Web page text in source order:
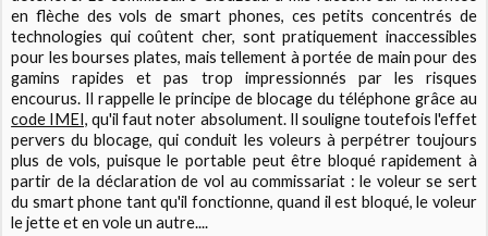
en flèche des vols de smart phones, ces petits concentrés de
technologies qui coûtent cher, sont pratiquement inaccessibles
pour les bourses plates, mais tellement à portée de main pour des
gamins rapides et pas trop impressionnés par les risques
encourus. Il rappelle le principe de blocage du téléphone grâce au
code IMEI, qu'il faut noter absolument. Il souligne toutefois l'effet
pervers du blocage, qui conduit les voleurs à perpétrer toujours
plus de vols, puisque le portable peut être bloqué rapidement à
partir de la déclaration de vol au commissariat : le voleur se sert
du smart phone tant qu'il fonctionne, quand il est bloqué, le voleur
le jette et en vole un autre....